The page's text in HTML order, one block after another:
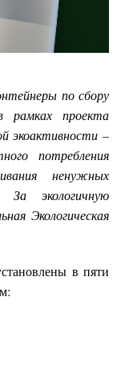
по сбору
проекта
экоактивности –
потребления
ненужных
экологичную
Экологическая
в пяти